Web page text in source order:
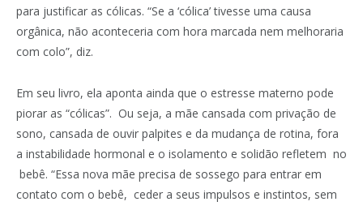
para justificar as cólicas. “Se a ‘cólica’ tivesse uma causa
orgânica, não aconteceria com hora marcada nem melhoraria
com colo”, diz.
Em seu livro, ela aponta ainda que o estresse materno pode
piorar as “cólicas”. Ou seja, a mãe cansada com privação de
sono, cansada de ouvir palpites e da mudança de rotina, fora
a instabilidade hormonal e o isolamento e solidão refletem no
bebê. “Essa nova mãe precisa de sossego para entrar em
contato com o bebê, ceder a seus impulsos e instintos, sem